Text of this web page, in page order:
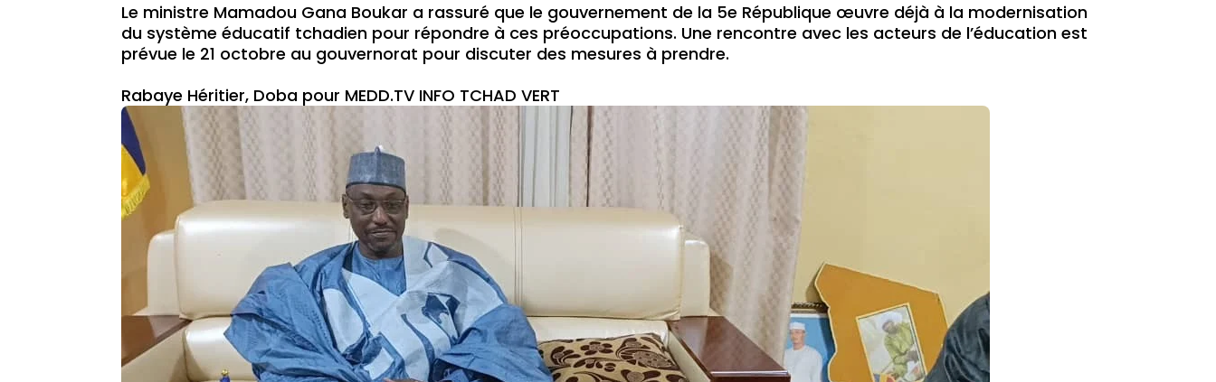
Le ministre Mamadou Gana Boukar a rassuré que le gouvernement de la 5e République œuvre déjà à la modernisation
du système éducatif tchadien pour répondre à ces préoccupations. Une rencontre avec les acteurs de l’éducation est
prévue le 21 octobre au gouvernorat pour discuter des mesures à prendre.
Rabaye Héritier, Doba pour MEDD.TV INFO TCHAD VERT